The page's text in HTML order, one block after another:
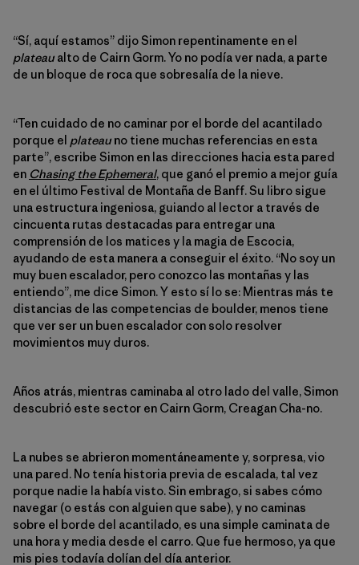
“Sí, aquí estamos” dijo Simon repentinamente en el
plateaualto de Cairn Gorm. Yo no podía ver nada, a parte
de un bloque de roca que sobresalía de la nieve.
“Ten cuidado de no caminar por el borde del acantilado
porque el plateauno tiene muchas referencias en esta
parte”, escribe Simon en las direcciones hacia esta pared
en Chasing the Ephemeral, que ganó el premio a mejor guía
en el último Festival de Montaña de Banff. Su libro sigue
una estructura ingeniosa, guiando al lector a través de
cincuenta rutas destacadas para entregar una
comprensión de los matices y la magia de Escocia,
ayudando de esta manera a conseguir el éxito. “No soy un
muy buen escalador, pero conozco las montañas y las
entiendo”, me dice Simon. Y esto sí lo se: Mientras más te
distancias de las competencias de boulder, menos tiene
que ver ser un buen escalador con solo resolver
movimientos muy duros.
Años atrás, mientras caminaba al otro lado del valle, Simon
descubrió este sector en Cairn Gorm, Creagan Cha-no.
La nubes se abrieron momentáneamente y, sorpresa, vio
una pared. No tenía historia previa de escalada, tal vez
porque nadie la había visto. Sin embrago, si sabes cómo
navegar (o estás con alguien que sabe), y no caminas
sobre el borde del acantilado, es una simple caminata de
una hora y media desde el carro. Que fue hermoso, ya que
mis pies todavía dolían del día anterior.